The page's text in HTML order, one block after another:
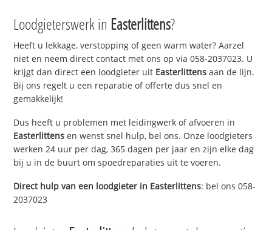
Loodgieterswerk in Easterlittens?
Heeft u lekkage, verstopping of geen warm water? Aarzel
niet en neem direct contact met ons op via 058-2037023. U
krijgt dan direct een loodgieter uit Easterlittens aan de lijn.
Bij ons regelt u een reparatie of offerte dus snel en
gemakkelijk!
Dus heeft u problemen met leidingwerk of afvoeren in
Easterlittens en wenst snel hulp, bel ons. Onze loodgieters
werken 24 uur per dag, 365 dagen per jaar en zijn elke dag
bij u in de buurt om spoedreparaties uit te voeren.
Direct hulp van een loodgieter in Easterlittens: bel ons 058-
2037023